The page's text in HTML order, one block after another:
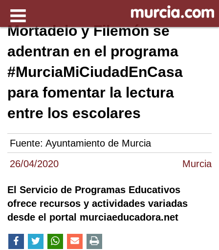
26/04/2020 Murcia
Mortadelo y Filemón se
adentran en el programa
#MurciaMiCiudadEnCasa
para fomentar la lectura
entre los escolares
Fuente: Ayuntamiento de Murcia
El Servicio de Programas Educativos
ofrece recursos y actividades variadas
desde el portal murciaeducadora.net